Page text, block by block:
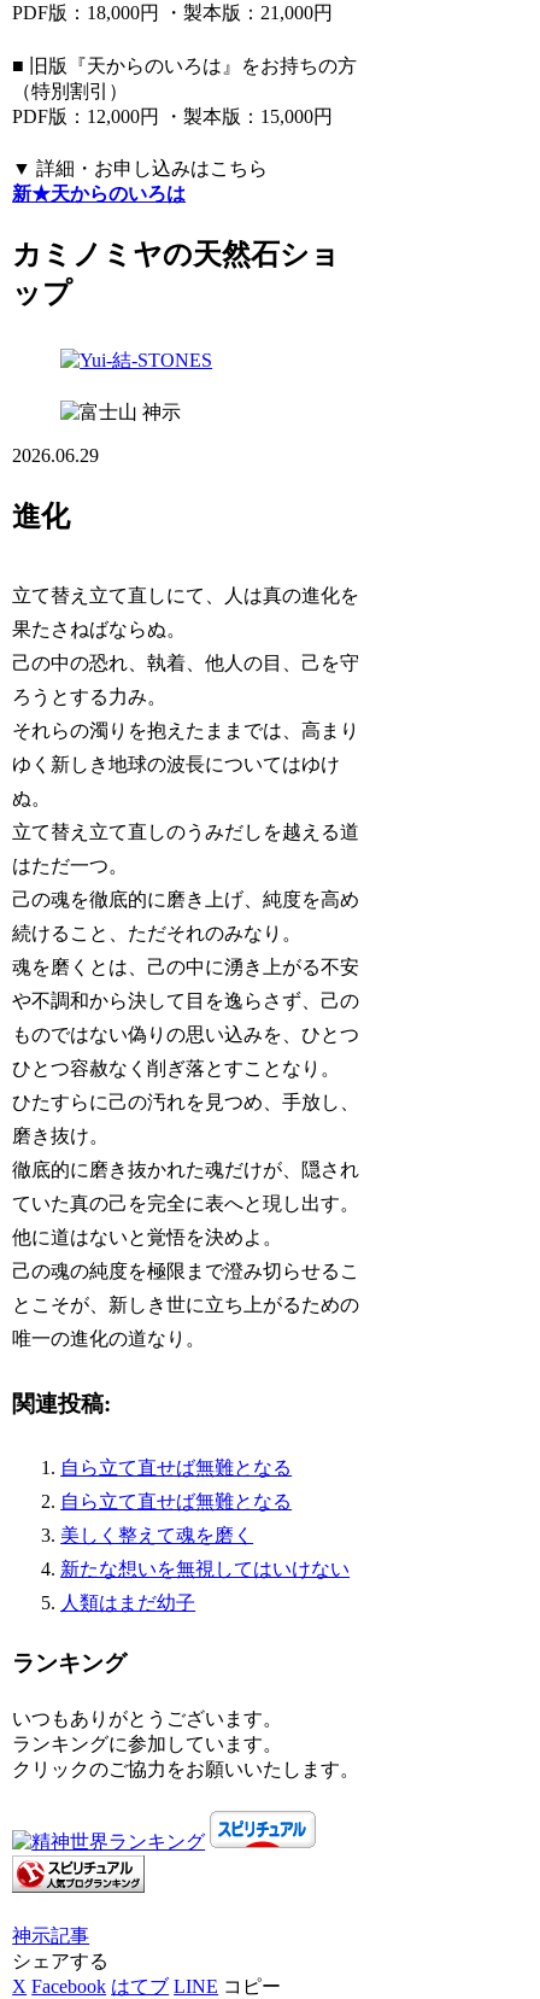
PDF版：18,000円 ・製本版：21,000円
■ 旧版『天からのいろは』をお持ちの方
（特別割引）
PDF版：12,000円 ・製本版：15,000円
▼ 詳細・お申し込みはこちら
新★天からのいろは
カミノミヤの天然石ショ
ップ
神示
2026.06.29
進化
立て替え立て直しにて、人は真の進化を
果たさねばならぬ。
己の中の恐れ、執着、他人の目、己を守
ろうとする力み。
それらの濁りを抱えたままでは、高まり
ゆく新しき地球の波長についてはゆけ
ぬ。
立て替え立て直しのうみだしを越える道
はただ一つ。
己の魂を徹底的に磨き上げ、純度を高め
続けること、ただそれのみなり。
魂を磨くとは、己の中に湧き上がる不安
や不調和から決して目を逸らさず、己の
ものではない偽りの思い込みを、ひとつ
ひとつ容赦なく削ぎ落とすことなり。
ひたすらに己の汚れを見つめ、手放し、
磨き抜け。
徹底的に磨き抜かれた魂だけが、隠され
ていた真の己を完全に表へと現し出す。
他に道はないと覚悟を決めよ。
己の魂の純度を極限まで澄み切らせるこ
とこそが、新しき世に立ち上がるための
唯一の進化の道なり。
関連投稿:
自ら立て直せば無難となる
自ら立て直せば無難となる
美しく整えて魂を磨く
新たな想いを無視してはいけない
人類はまだ幼子
ランキング
いつもありがとうございます。
ランキングに参加しています。
クリックのご協力をお願いいたします。
神示記事
シェアする
X Facebook はてブ LINE コピー